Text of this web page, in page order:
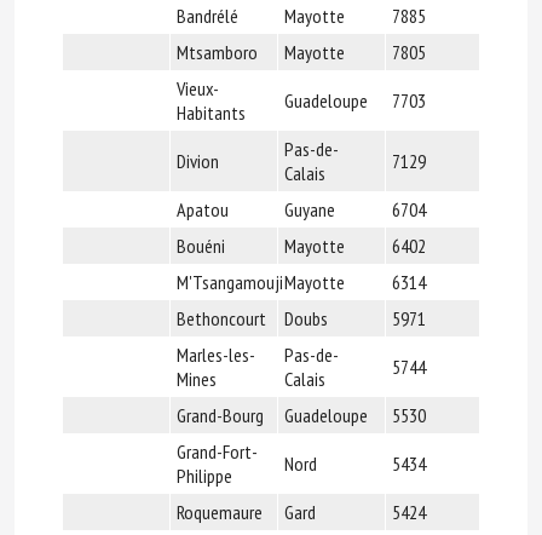
Bandrélé
Mayotte
7885
Mtsamboro
Mayotte
7805
Vieux-
Habitants
Guadeloupe 7703
Divion
Pas-de-
Calais
7129
Apatou
Guyane
6704
Bouéni
Mayotte
6402
M'TsangamoujiMayotte
6314
Bethoncourt
Doubs
5971
Marles-les-
Mines
Pas-de-
Calais
5744
Grand-Bourg
Guadeloupe
5530
Grand-Fort-
Philippe
Nord
5434
Roquemaure
Gard
5424